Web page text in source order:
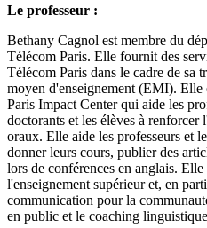
Le professeur :
Bethany Cagnol est membre du
Télécom Paris. Elle fournit des
Télécom Paris dans le cadre de sa
moyen d'enseignement (EMI). Elle
Paris Impact Center qui aide les
doctorants et les élèves à
oraux. Elle aide les professeurs et
donner leurs cours, publier des
lors de conférences en anglais.
l'enseignement supérieur et, en
communication pour la
en public et le coaching